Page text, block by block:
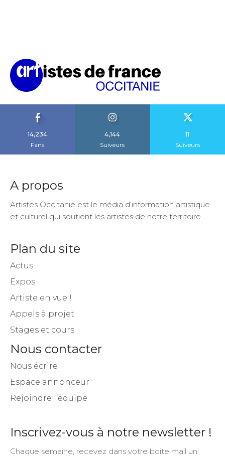
14,234
Fans
4,144
Suiveurs
11
Suiveurs
A propos
Artistes Occitanie est le média d’information artistique
et culturel qui soutient les artistes de notre territoire.
Plan du site
Actus
Expos
Artiste en vue !
Appels à projet
Stages et cours
Nous contacter
Nous écrire
Espace annonceur
Rejoindre l’équipe
Inscrivez-vous à notre newsletter !
Chaque semaine, recevez dans votre boite mail un